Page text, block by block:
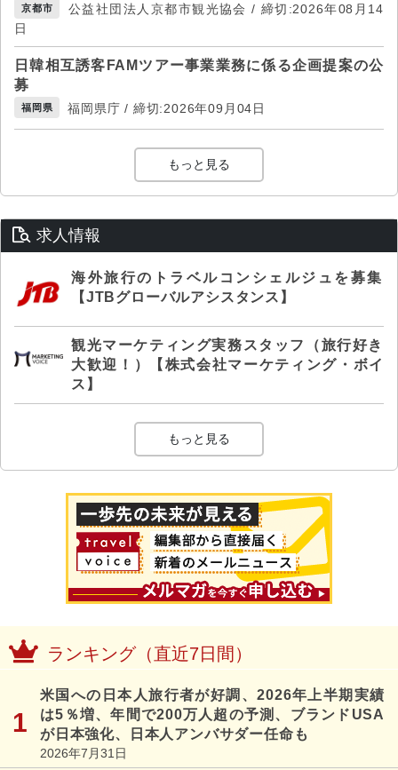
京都市
公益社団法人京都市観光協会 / 締切:2026年08月14
日
日韓相互誘客FAMツアー事業業務に係る企画提案の公
募
福岡県 福岡県庁 / 締切:2026年09月04日
もっと見る
求人情報
海外旅行のトラベルコンシェルジュを募集
【JTBグローバルアシスタンス】
観光マーケティング実務スタッフ（旅行好き
大歓迎！）【株式会社マーケティング・ボイ
ス】
もっと見る
ランキング（直近7日間）
米国への日本人旅行者が好調、2026年上半期実績
は5％増、年間で200万人超の予測、ブランドUSA
が日本強化、日本人アンバサダー任命も
2026年7月31日